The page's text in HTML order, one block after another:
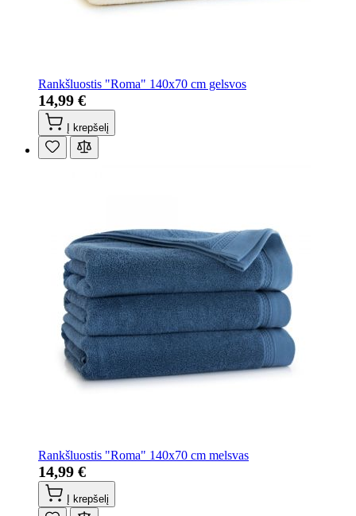
Rankšluostis "Roma" 140x70 cm gelsvos
14,99 €
Į krepšelį
Rankšluostis "Roma" 140x70 cm melsvas
14,99 €
Į krepšelį